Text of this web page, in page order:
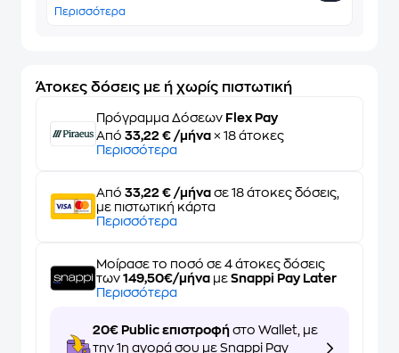
Περισσότερα
Άτοκες δόσεις με ή χωρίς πιστωτική
Πρόγραμμα Δόσεων Flex Pay
Από 33,22 € /μήνα × 18 άτοκες
Περισσότερα
Από 33,22 € /μήνα σε 18 άτοκες δόσεις,
με πιστωτική κάρτα
Περισσότερα
Μοίρασε το ποσό σε 4 άτοκες δόσεις
των 149,50€/μήνα με Snappi Pay Later
Περισσότερα
20€ Public επιστροφή στο Wallet, με
την 1η αγορά σου με Snappi Pay